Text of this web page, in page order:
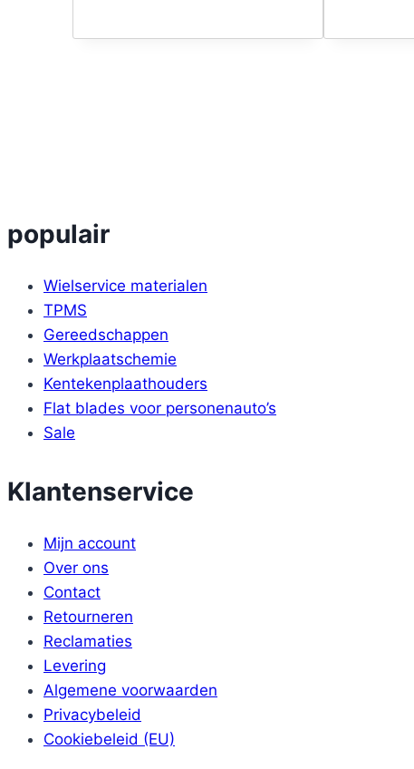
populair
Wielservice materialen
TPMS
Gereedschappen
Werkplaatschemie
Kentekenplaathouders
Flat blades voor personenauto’s
Sale
Klantenservice
Mijn account
Over ons
Contact
Retourneren
Reclamaties
Levering
Algemene voorwaarden
Privacybeleid
Cookiebeleid (EU)